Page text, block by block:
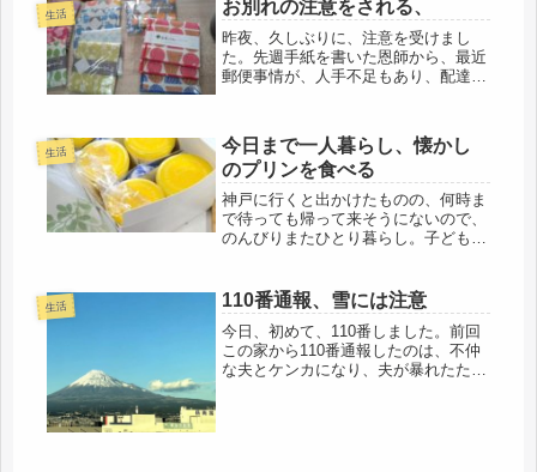
生活 お別れの注意をされる、
昨夜、久しぶりに、注意を受けまし
た。先週手紙を書いた恩師から、最近
郵便事情が、人手不足もあり、配達日
かも1人でやってるから、無理は、い
けませんよ、自分の身体を大切にしな
さい...
生活
今日まで一人暮らし、懐かし
のプリンを食べる
神戸に行くと出かけたものの、何時ま
で待っても帰って来そうにないので、
のんびりまたひとり暮らし。子どもに
ゾフのプリン。関東で子育ての間は、
スーパーのプッチンプリンだったの
で、...
生活 110番通報、雪には注意
今日、初めて、110番しました。前回
この家から110番通報したのは、不仲
な夫とケンカになり、夫が暴れたた